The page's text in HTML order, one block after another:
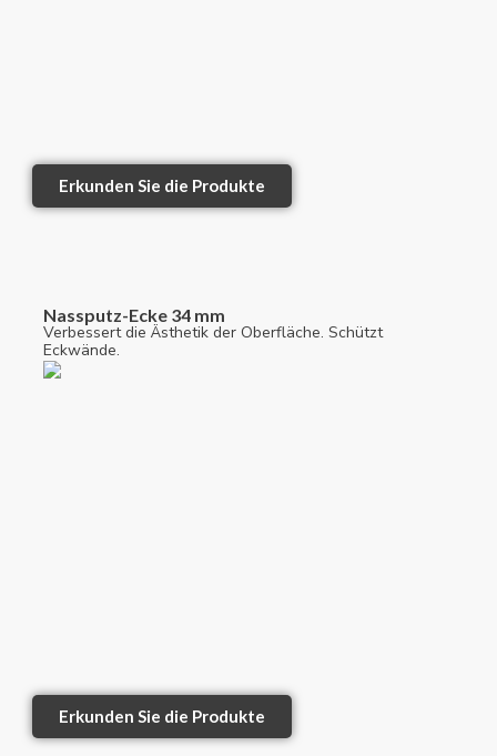
Erkunden Sie die Produkte
Nassputz-Ecke 34 mm
Verbessert die Ästhetik der Oberfläche. Schützt
Eckwände.
Erkunden Sie die Produkte